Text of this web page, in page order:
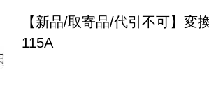
【新品/取寄品/代引不可】変
115A